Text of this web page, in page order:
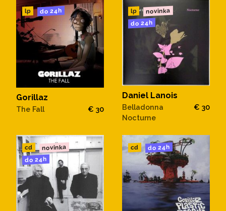
lp do 24h
Gorillaz
The Fall € 30
lp novinka
do 24h
Daniel Lanois
Belladonna
Nocturne
€ 30
cd novinka
do 24h
cd do 24h